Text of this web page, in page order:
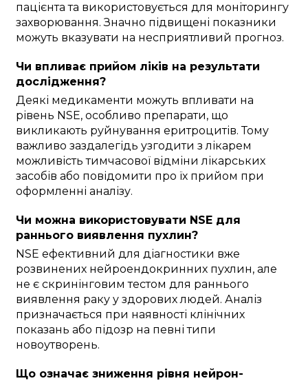
пацієнта та використовується для моніторингу
захворювання. Значно підвищені показники
можуть вказувати на несприятливий прогноз.
Чи впливає прийом ліків на результати
дослідження?
Деякі медикаменти можуть впливати на
рівень NSE, особливо препарати, що
викликають руйнування еритроцитів. Тому
важливо заздалегідь узгодити з лікарем
можливість тимчасової відміни лікарських
засобів або повідомити про їх прийом при
оформленні аналізу.
Чи можна використовувати NSE для
раннього виявлення пухлин?
NSE ефективний для діагностики вже
розвинених нейроендокринних пухлин, але
не є скринінговим тестом для раннього
виявлення раку у здорових людей. Аналіз
призначається при наявності клінічних
показань або підозр на певні типи
новоутворень.
Що означає зниження рівня нейрон-